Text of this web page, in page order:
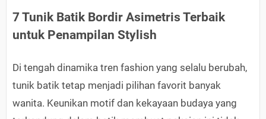
7 Tunik Batik Bordir Asimetris Terbaik
untuk Penampilan Stylish
Di tengah dinamika tren fashion yang selalu berubah,
tunik batik tetap menjadi pilihan favorit banyak
wanita. Keunikan motif dan kekayaan budaya yang